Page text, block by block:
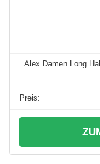
Alex Damen Long